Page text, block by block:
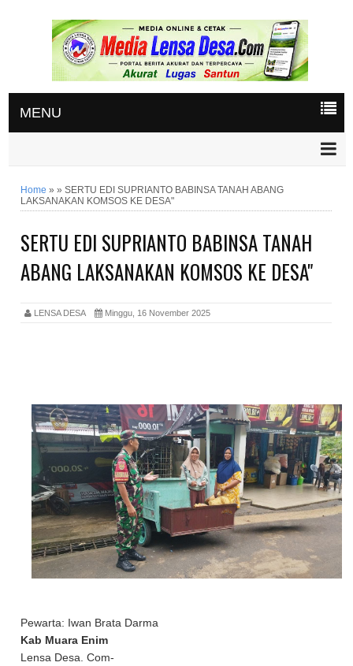
MENU
Home »»SERTU EDI SUPRIANTO BABINSA TANAH ABANG
LAKSANAKAN KOMSOS KE DESA"
SERTU EDI SUPRIANTO BABINSA TANAH
ABANG LAKSANAKAN KOMSOS KE DESA"
LENSA DESA Minggu, 16 November 2025
Pewarta: Iwan Brata Darma
Kab Muara Enim
Lensa Desa. Com-